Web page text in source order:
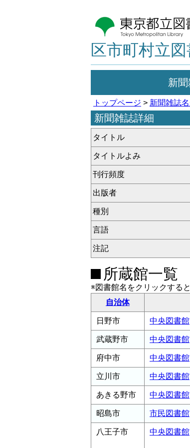
区市町村立
新
トップページ > 新聞雑誌
新聞雑誌詳細
タイトル
タイトルよみ
刊行頻度
出版者
種別
言語
注記
所蔵館一覧
※図書館名をクリックする
自治体
日野市 中央図書館
武蔵野市 中央図書館
府中市 中央図書館
立川市 中央図書館
あきる野市 中央図書館
昭島市 市民図書館
八王子市 中央図書館